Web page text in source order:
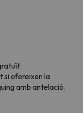
si ofereixen la
amb antelació.